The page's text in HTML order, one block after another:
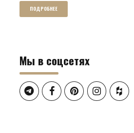
ПОДРОБНЕЕ
Мы в соцсетях